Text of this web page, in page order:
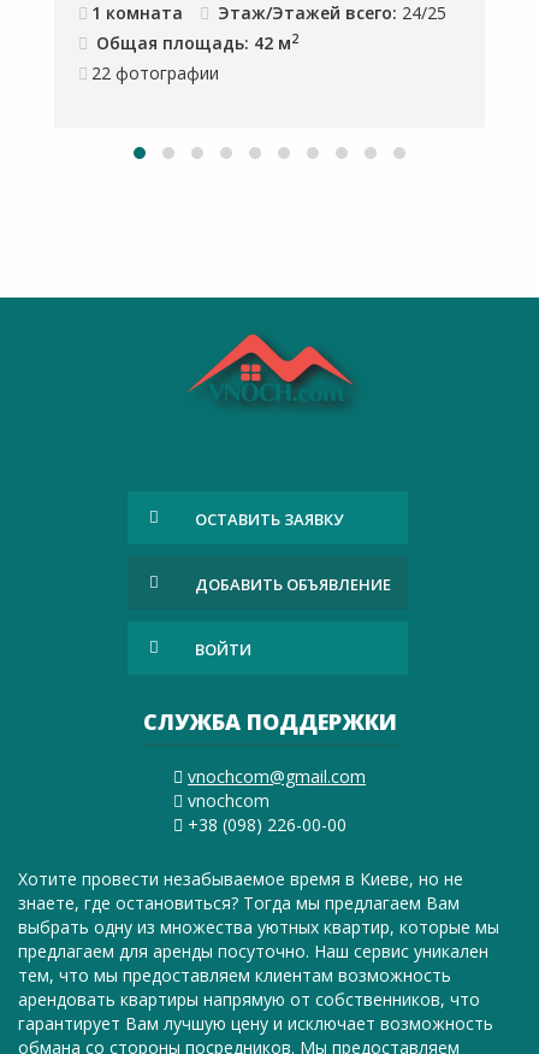
1 комната
Этаж/Этажей всего: 24/25
Общая площадь: 42 м2
22 фотографии
ОСТАВИТЬ ЗАЯВКУ
ДОБАВИТЬ ОБЪЯВЛЕНИЕ
ВОЙТИ
СЛУЖБА ПОДДЕРЖКИ
vnochcom@gmail.com
vnochcom
+38 (098) 226-00-00
Хотите провести незабываемое время в Киеве, но не
знаете, где остановиться? Тогда мы предлагаем Вам
выбрать одну из множества уютных квартир, которые мы
предлагаем для аренды посуточно. Наш сервис уникален
тем, что мы предоставляем клиентам возможность
арендовать квартиры напрямую от собственников, что
гарантирует Вам лучшую цену и исключает возможность
обмана со стороны посредников. Мы предоставляем